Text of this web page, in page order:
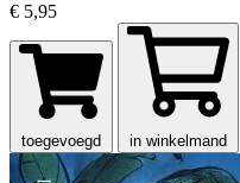
€ 5,95
toegevoegd in winkelmand